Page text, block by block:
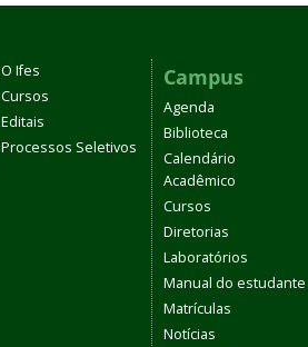
O Ifes
Cursos
Editais
Processos Seletivos
Campus
Agenda
Biblioteca
Calendário
Acadêmico
Cursos
Diretorias
Laboratórios
Manual do estudante
Matrículas
Notícias